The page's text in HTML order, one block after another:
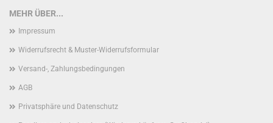
MEHR ÜBER...
Impressum
Widerrufsrecht & Muster-Widerrufsformular
Versand-, Zahlungsbedingungen
AGB
Privatsphäre und Datenschutz